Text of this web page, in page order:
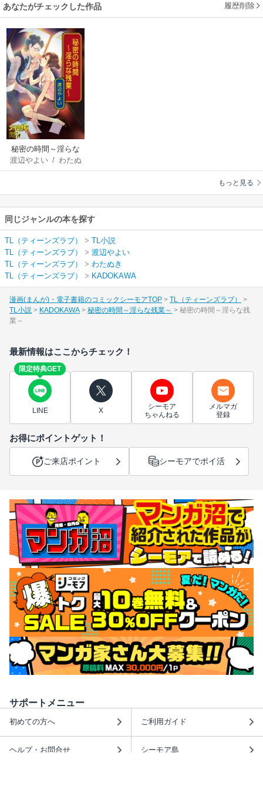
あなたがチェックした作品 履歴削除
秘密の時間～淫らな
残業～
渡辺やよい/ わたぬ
き
もっと見る
同じジャンルの本を探す
TL（ティーンズラブ） > TL小説
TL（ティーンズラブ）
> 渡辺やよい
TL（ティーンズラブ）
> わたぬき
TL（ティーンズラブ）
> KADOKAWA
漫画(まんが)・電子書籍のコミックシーモアTOP
TL（ティーンズラブ）
TL小説
KADOKAWA 秘密の時間～淫らな残業～
秘密の時間～淫らな残
業～
最新情報はここからチェック！
限定特典GET
LINE X
シーモア
ちゃんねる
メルマガ
登録
お得にポイントゲット！
ご来店ポイント シーモアでポイ活
サポートメニュー
初めての方へ ご利用ガイド
ヘルプ・お問合せ シーモア島